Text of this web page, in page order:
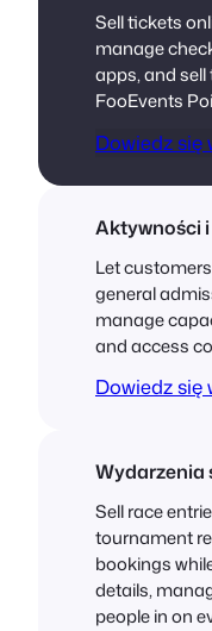
Sell tickets
manage
apps, and
FooEvents
Dowiedz się
Aktywności
Let
general
manage
and access
Dowiedz się
Wydarzenia
Sell race
tournament
bookings
details,
people in on